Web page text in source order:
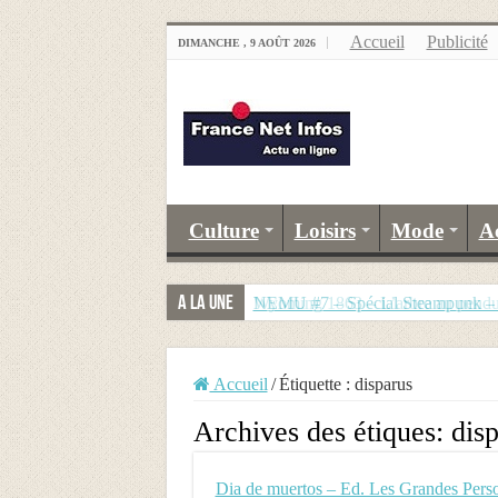
DIMANCHE , 9 AOÛT 2026 Accueil Publicité
Culture Loisirs Mode
A la Une Wyoming 1863 – L’arbre au pendu
NEMU #7 – Spécial Steampunk
Accueil / Étiquette : disparus
Archives des étiques:
Dia de muertos – Ed. Les Grandes